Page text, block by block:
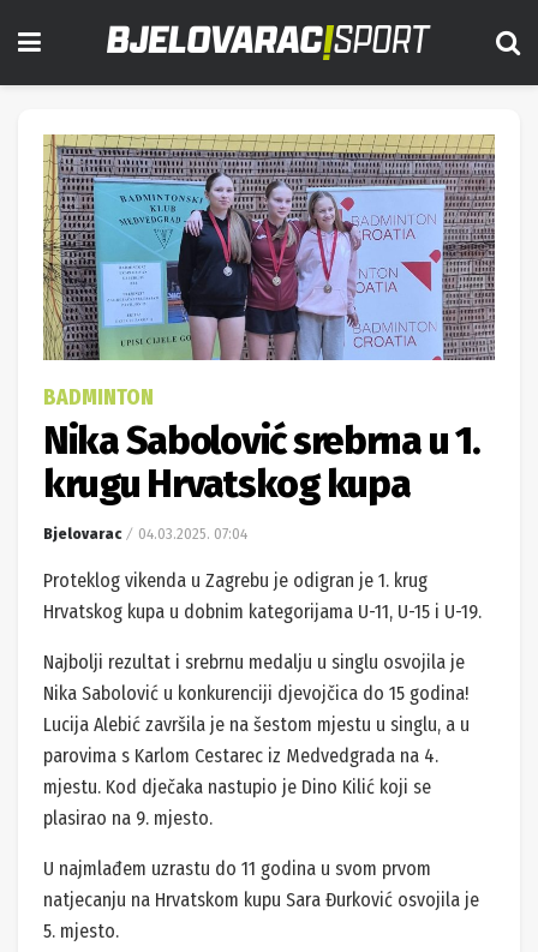
BADMINTON
Nika Sabolović srebrna u 1.
krugu Hrvatskog kupa
Bjelovarac 04.03.2025. 07:04
Proteklog vikenda u Zagrebu je odigran je 1. krug
Hrvatskog kupa u dobnim kategorijama U-11, U-15 i U-19.
Najbolji rezultat i srebrnu medalju u singlu osvojila je
Nika Sabolović u konkurenciji djevojčica do 15 godina!
Lucija Alebić završila je na šestom mjestu u singlu, a u
parovima s Karlom Cestarec iz Medvedgrada na 4.
mjestu. Kod dječaka nastupio je Dino Kilić koji se
plasirao na 9. mjesto.
U najmlađem uzrastu do 11 godina u svom prvom
natjecanju na Hrvatskom kupu Sara Đurković osvojila je
5. mjesto.